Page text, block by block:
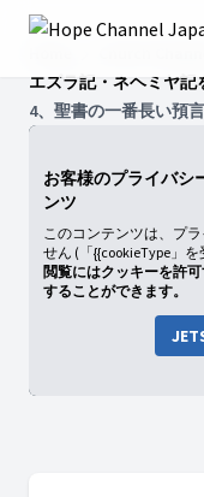
エズラ記・ネヘミヤ記
4、聖書の一番長い預
お客様のプライバシ
ンツ
このコンテンツは、プ
せん (「{{cookieType」
閲覧にはクッキーを許
することができます。